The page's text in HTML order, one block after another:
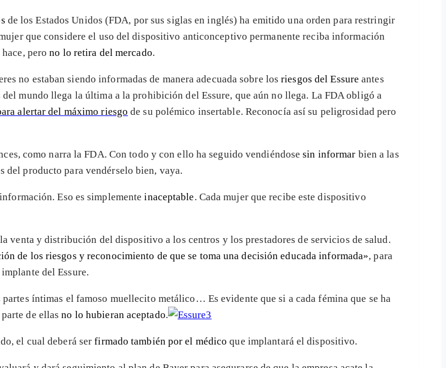
de los Estados Unidos (FDA, por sus siglas en inglés) ha emitido una orden para restringir
que considere el uso del dispositivo anticonceptivo permanente reciba información
hace, perono lo retira del mercado.
no estaban siendo informadas de manera adecuada sobre losriesgos del Essure antes
mundo llega la última a la prohibición del Essure, que aún no llega. La FDA obligó a
alertar del máximo riesgo de su polémico insertable. Reconocía así su peligrosidad pero
como narra la FDA. Con todo y con ello ha seguido vendiéndosesin informar bien a las
del producto para vendérselo bien, vaya.
Eso es simplementeinaceptable. Cada mujer que recibe este dispositivo
venta y distribución del dispositivo a los centros y los prestadores de servicios de salud.
de los riesgos y reconocimiento de que se toma una decisión educada informada», para
del Essure.
íntimas el famoso muellecito metálico… Es evidente que si a cada fémina que se ha
de ellasno lo hubieran aceptado.
el cual deberá serfirmado también por el médico que implantará el dispositivo.